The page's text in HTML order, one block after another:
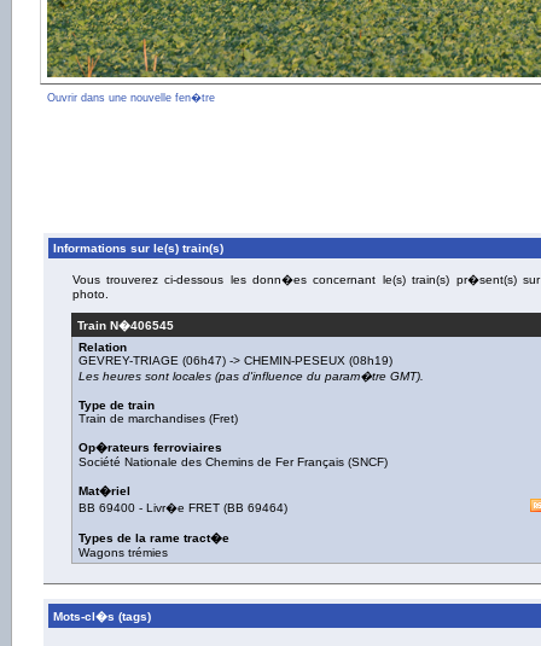
Ouvrir dans une nouvelle fen�tre
Informations sur le(s) train(s)
Vous trouverez ci-dessous les donn�es concernant le(s) train(s) pr�sent(s)
photo.
Train N�406545
Relation
GEVREY-TRIAGE (06h47) -> CHEMIN-PESEUX (08h19)
Les heures sont locales (pas d'influence du param�tre GMT).
Type de train
Train de marchandises (Fret)
Op�rateurs ferroviaires
Société Nationale des Chemins de Fer Français (SNCF)
Mat�riel
BB 69400 - Livr�e FRET (BB 69464)
Types de la rame tract�e
Wagons trémies
Mots-cl�s (tags)